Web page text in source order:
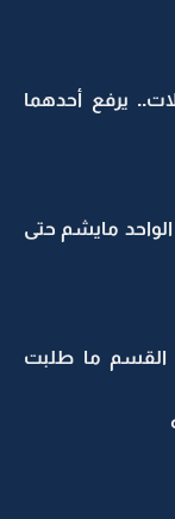
يرفع أحدهما
مايشم حتى
القسم ما طلبت